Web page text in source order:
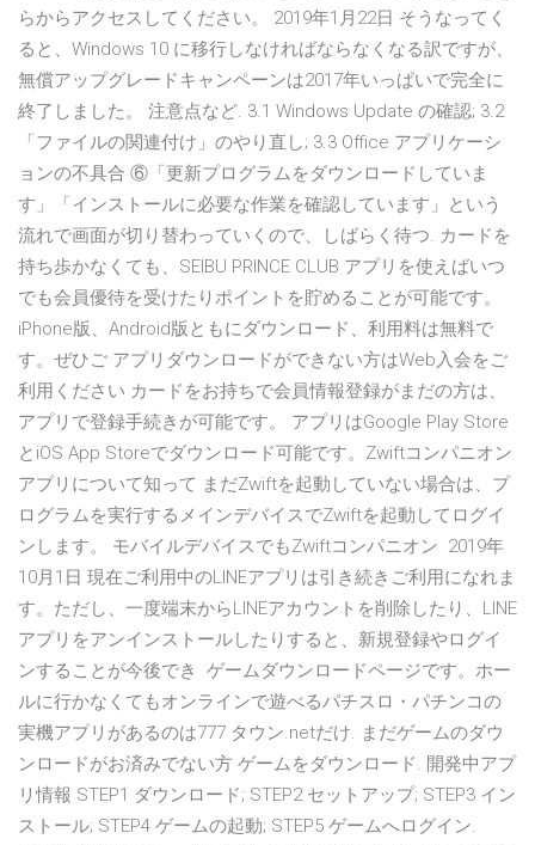
らからアクセスしてください。 2019年1月22日 そうなってく
ると、Windows 10 に移行しなければならなくなる訳ですが、
無償アップグレードキャンペーンは2017年いっぱいで完全に
終了しました。 注意点など. 3.1 Windows Update の確認; 3.2
「ファイルの関連付け」のやり直し; 3.3 Office アプリケーシ
ョンの不具合 ⑥「更新プログラムをダウンロードしていま
す」「インストールに必要な作業を確認しています」という
流れで画面が切り替わっていくので、しばらく待つ. カードを
持ち歩かなくても、SEIBU PRINCE CLUB アプリを使えばいつ
でも会員優待を受けたりポイントを貯めることが可能です。
iPhone版、Android版ともにダウンロード、利用料は無料で
す。ぜひご アプリダウンロードができない方はWeb入会をご
利用ください カードをお持ちで会員情報登録がまだの方は、
アプリで登録手続きが可能です。 アプリはGoogle Play Store
とiOS App Storeでダウンロード可能です。Zwiftコンパニオン
アプリについて知って まだZwiftを起動していない場合は、プ
ログラムを実行するメインデバイスでZwiftを起動してログイ
ンします。 モバイルデバイスでもZwiftコンパニオン 2019年
10月1日 現在ご利用中のLINEアプリは引き続きご利用になれま
す。ただし、一度端末からLINEアカウントを削除したり、LINE
アプリをアンインストールしたりすると、新規登録やログイ
ンすることが今後でき ゲームダウンロードページです。ホー
ルに行かなくてもオンラインで遊べるパチスロ・パチンコの
実機アプリがあるのは777 タウン.netだけ. まだゲームのダウ
ンロードがお済みでない方 ゲームをダウンロード. 開発中アプ
リ情報 STEP1 ダウンロード; STEP2 セットアップ; STEP3 イン
ストール; STEP4 ゲームの起動; STEP5 ゲームへログイン.